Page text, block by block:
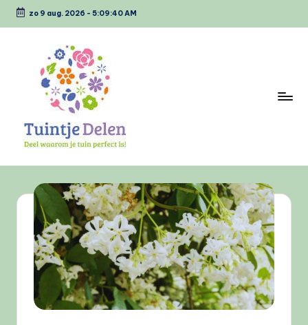
Ga
zo 9 aug. 2026 - 5:09:40 AM
tj
D
jou
tuin
perfect